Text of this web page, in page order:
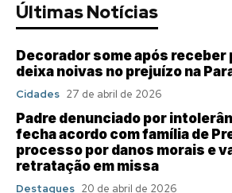
Últimas Notícias
Decorador some após receber
deixa noivas no prejuízo na
Cidades 27 de abril de 2026
Padre denunciado por
fecha acordo com família de
processo por danos morais e
retratação em missa
Destaques 20 de abril de 2026